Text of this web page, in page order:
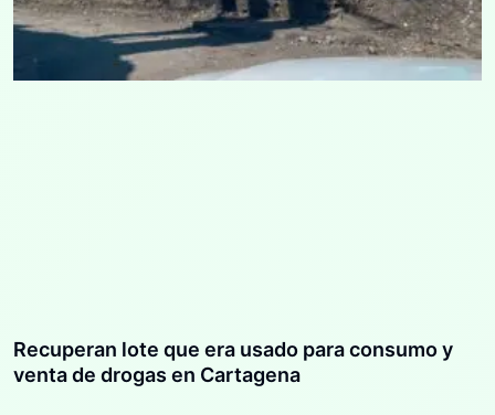
Recuperan lote que era usado para consumo y
venta de drogas en Cartagena